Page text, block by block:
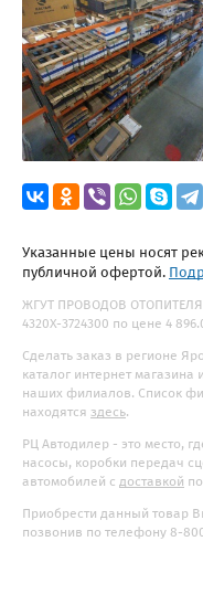
Указанные цены носят
публичной офертой.
ЖГУТ ПРОВОДОВ ОТОПИТЕЛЯ
4320Х-3724300 по цене 4
Сделать заказ в регионе
каталог интернет
наших филиалов. Список
находятся здесь.
РЦ Автодилер - это место,
насосы, коробки передач
автомобилей с доставкой
Приобрести данный товар
позвонив по телефону 8-